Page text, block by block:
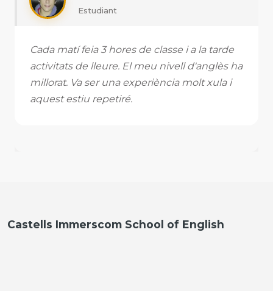
Estudiant
Cada matí feia 3 hores de classe i a la tarde
activitats de lleure. El meu nivell d'anglès ha
millorat. Va ser una experiència molt xula i
aquest estiu repetiré.
Castells Immerscom School of English